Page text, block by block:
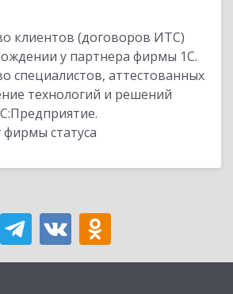
клиентов (договоров ИТС)
у партнера фирмы 1С.
специалистов, аттестованных
технологий и решений
статуса